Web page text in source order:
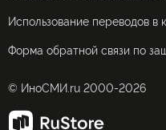
Использование переводов
Форма обратной связи по
© ИноСМИ.ru 2000-2026